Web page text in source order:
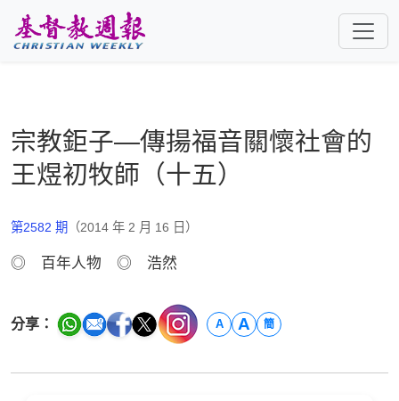
宗教鉅子—傳揚福音關懷社會的
王煜初牧師（十五）
第2582 期 （2014 年 2 月 16 日）
◎ 百年人物 ◎ 浩然
分享： A A 簡